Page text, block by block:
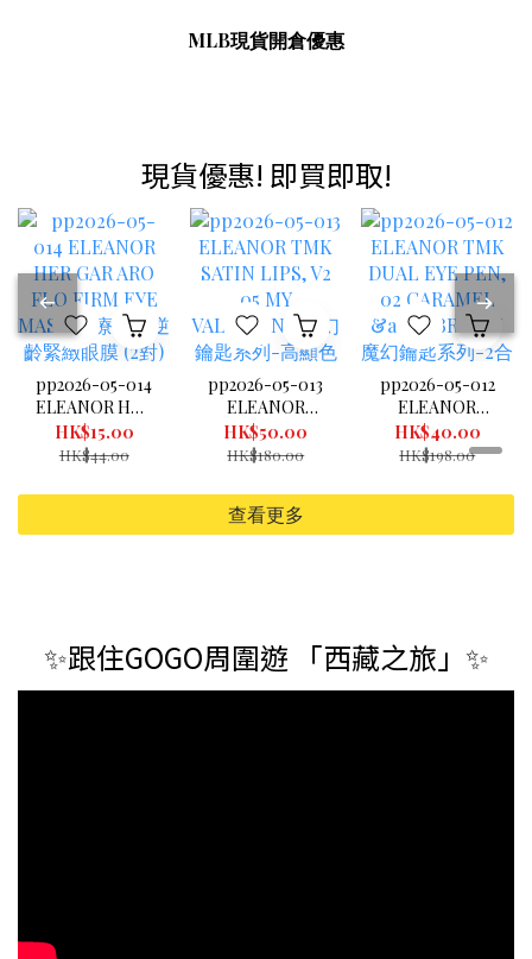
MLB現貨開倉優惠
現貨優惠! 即買即取!
pp2026-05-014
ELEANOR HER
GAR ARO FLO
FIRM EYE
逆齡緊緻眼膜 (2
30/9/2026) （清
取）
HK$15.00
HK$44.00
pp2026-05-013
ELEANOR
TMK SATIN
LIPS, V2 05 MY
幻鑰匙系列-高
顯色水潤唇膏
05玫瑰紅 3.4G
HK$50.00
HK$180.00
pp2026-05-012
ELEANOR
TMK DUAL
EYE PEN, 02
BROWN 魔幻鑰
爍炫目眼妝筆
貨可新蒲崗倉庫
即取）
HK$40.00
HK$198.00
查看更多
✨跟住GOGO周圍遊 「西藏之旅」✨